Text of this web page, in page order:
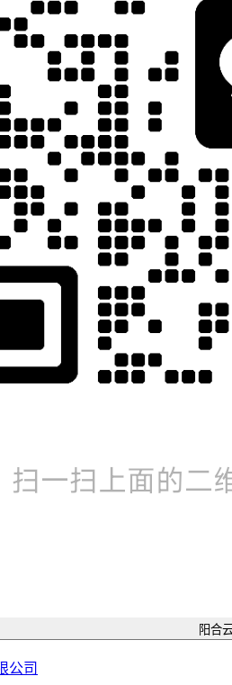
阳合